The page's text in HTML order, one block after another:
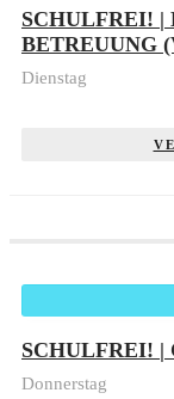
SCHULFREI! |
BETREUUNG
Dienstag
SCHULFREI!
Donnerstag